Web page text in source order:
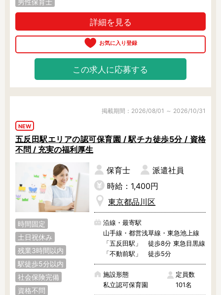
男性保育士
詳細を見る
この求人に応募する
掲載期間：2026/08/01 ～ 2026/10/31
NEW
五反田駅エリアの認可保育園 / 駅チカ徒歩5分 / 資格
不問 / 充実の福利厚生
時間固定
土日祝休み
残業3時間以内
駅徒歩5分以内
社会保険完備
資格不問
保育士
派遣社員
時給：1,400円
東京都品川区
沿線・最寄駅
山手線・都営浅草線・東急池上線
「五反田駅」 徒歩8分 東急目黒線
「不動前駅」 徒歩5分
施設形態
私立認可保育園
定員数
101名
その他施設
特徴
土日祝休み
残業3時間以内
駅徒歩5分以内
13時までのお仕事
15時までのお仕事
13時以降スタート
16時以降スタート
土日祝のお仕事
時給1600円～
書類対応なし
社会保険完備
男性保育士
当社スタッフ活躍中
オープニング求人
マイカー通勤OK
小規模保育園
社会福祉法人
株式会社
単発保育士として働
く！
月収見込み
〜